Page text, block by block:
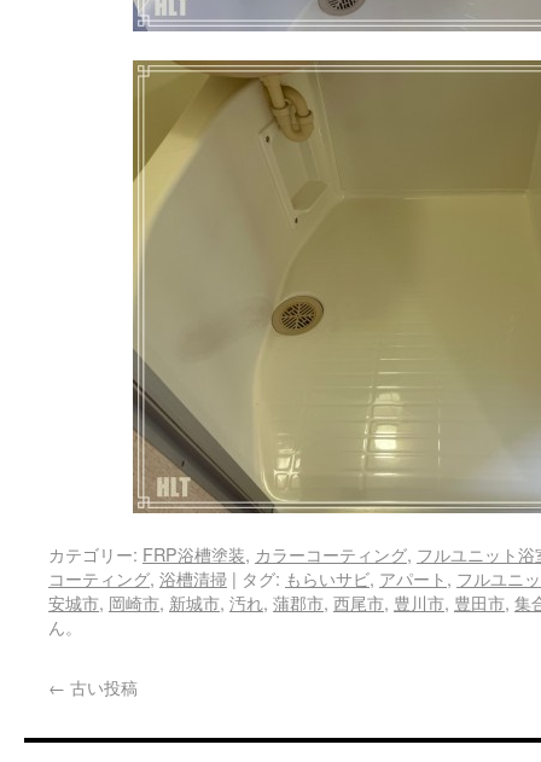
カテゴリー: FRP浴槽塗装, カラーコーティング, フルユニット浴
コーティング, 浴槽清掃 | タグ: もらいサビ, アパート, フルユニ
安城市, 岡崎市, 新城市, 汚れ, 蒲郡市, 西尾市, 豊川市, 豊田市, 集
ん。
← 古い投稿